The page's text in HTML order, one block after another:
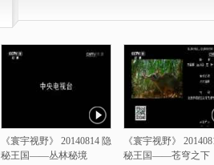
《寰宇视野》 20140814 隐
秘王国——丛林秘境
《寰宇视野》
秘王国——苍穹之下